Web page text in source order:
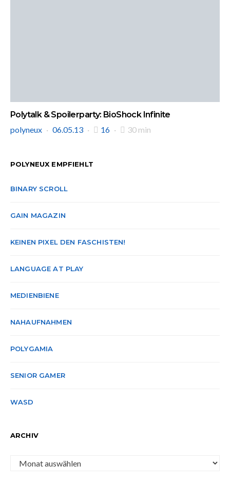
Polytalk & Spoilerparty: BioShock Infinite
polyneux
06.05.13 16 30 min
POLYNEUX EMPFIEHLT
BINARY SCROLL
GAIN MAGAZIN
KEINEN PIXEL DEN FASCHISTEN!
LANGUAGE AT PLAY
MEDIENBIENE
NAHAUFNAHMEN
POLYGAMIA
SENIOR GAMER
WASD
ARCHIV
Archiv